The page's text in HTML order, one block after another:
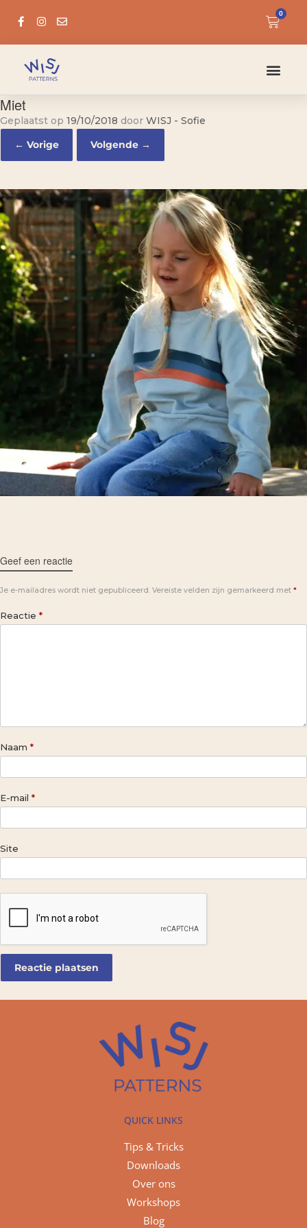
0
Miet
Geplaatst op 19/10/2018 door WISJ - Sofie
← Vorige
Volgende →
Geef een reactie
Je e-mailadres wordt niet gepubliceerd. Vereiste velden zijn gemarkeerd met *
Reactie *
Naam *
E-mail *
Site
QUICK LINKS
Tips & Tricks
Downloads
Over ons
Workshops
Blog